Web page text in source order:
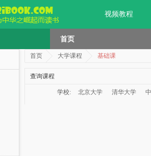
视频教程
首页
首页 大学课程 基础课
查询课程
学校: 北京大学 清华大学